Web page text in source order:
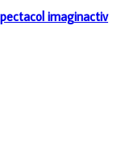
imaginactiv